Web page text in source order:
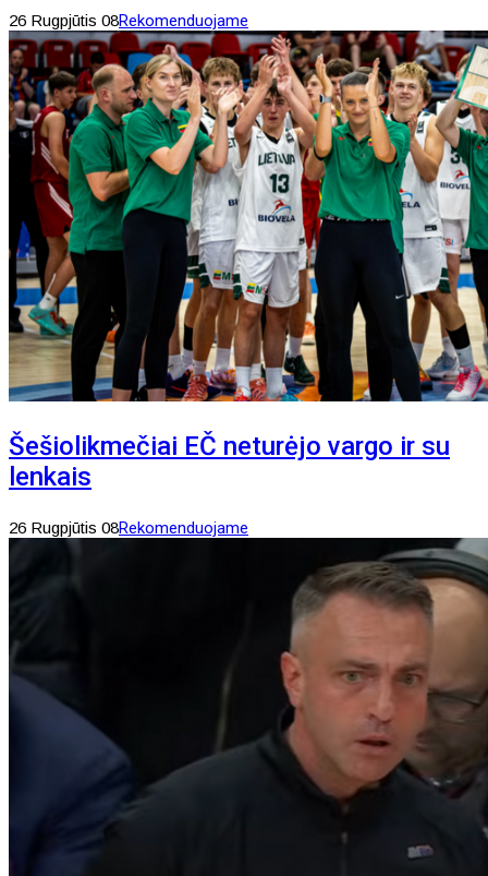
26 Rugpjūtis 08Rekomenduojame
Šešiolikmečiai EČ neturėjo vargo ir su
lenkais
26 Rugpjūtis 08Rekomenduojame